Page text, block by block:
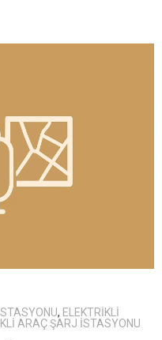
, ELEKTRIKLI
ARAÇ ŞARJ İSTASYONU